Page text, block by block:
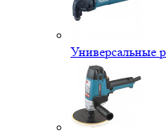
Универсальные